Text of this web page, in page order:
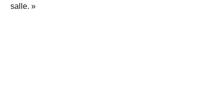
salle. »